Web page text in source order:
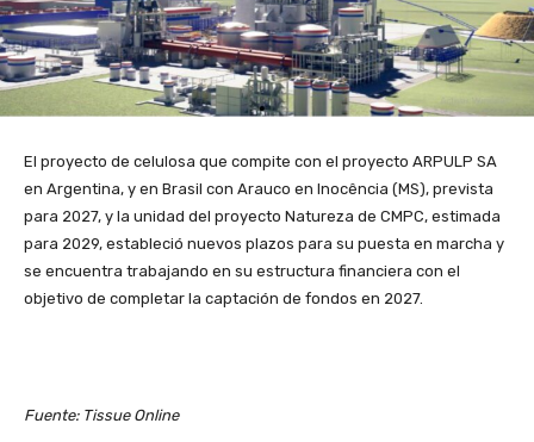
El proyecto de celulosa que compite con el proyecto ARPULP SA
en Argentina, y en Brasil con Arauco en Inocência (MS), prevista
para 2027, y la unidad del proyecto Natureza de CMPC, estimada
para 2029, estableció nuevos plazos para su puesta en marcha y
se encuentra trabajando en su estructura financiera con el
objetivo de completar la captación de fondos en 2027.
Fuente: Tissue Online